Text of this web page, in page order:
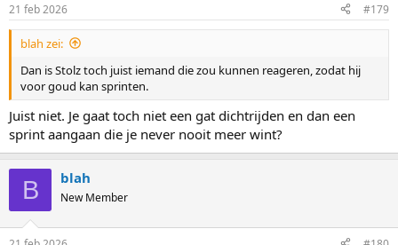
21 feb 2026 #179
blah zei:
Dan is Stolz toch juist iemand die zou kunnen reageren, zodat hij
voor goud kan sprinten.
Juist niet. Je gaat toch niet een gat dichtrijden en dan een
sprint aangaan die je never nooit meer wint?
B blah
New Member